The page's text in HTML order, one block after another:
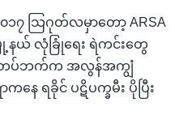
သြဂုတ်လမှာတော့ ARSA
နယ် လုံခြုံရေး ရဲကင်းတွေ
စ်တပ်ဘက်က အလွန်အကျွံ
ေ ရခိုင် ပဋိပက္ခမီး ပိုပြီး